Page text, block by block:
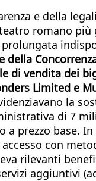
e della
romano
della
di vendita dei
Limited e
la
di 7
prezzo base.
con
rilevanti
aggiuntivi